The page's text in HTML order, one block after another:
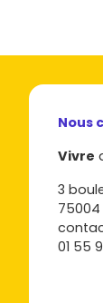
Nous
Vivre
3
75004
01 55